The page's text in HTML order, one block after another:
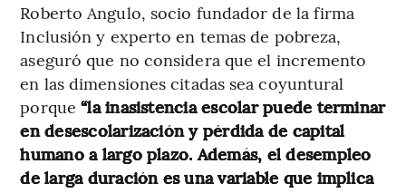
Roberto Angulo, socio fundador de la firma
Inclusión y experto en temas de pobreza,
aseguró que no considera que el incremento
en las dimensiones citadas sea coyuntural
porque“la inasistencia escolar puede terminar
en desescolarización y pérdida de capital
humano a largo plazo. Además, el desempleo
de larga duración es una variable que implica